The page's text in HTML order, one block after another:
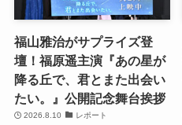
福山雅治がサプライズ登
壇！福原遥主演『あの星が
降る丘で、君とまた出会い
たい。』公開記念舞台挨拶
2026.8.10 レポート